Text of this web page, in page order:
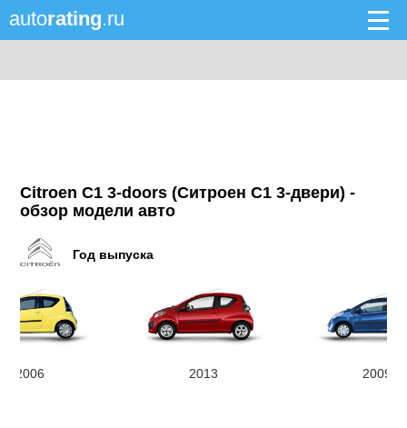
autorating.ru
Citroen C1 3-doors (Ситроен C1 3-двери) -
обзор модели авто
Год выпуска
2006 2013 2009